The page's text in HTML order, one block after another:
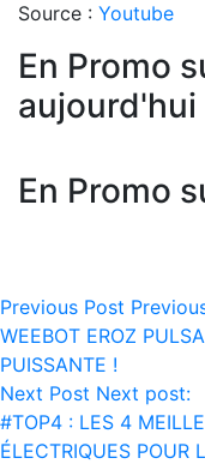
Source : Youtube
En Promo
aujourd'hui
En Promo
Navigation
de
l’article
Previous Post
WEEBOT EROZ
PUISSANTE !
Next Post Next post:
#TOP4 : LES 4
ÉLECTRIQUES POUR